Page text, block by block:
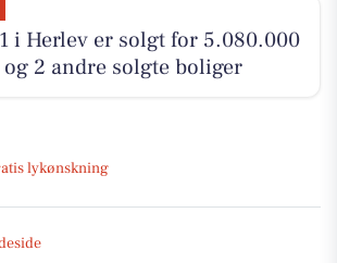
i Herlev er solgt for 5.080.000
og 2 andre solgte boliger
lykønskning